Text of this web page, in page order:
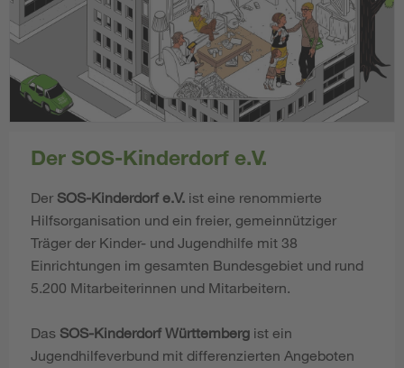
Der SOS-Kinderdorf e.V.
Der SOS-Kinderdorf e.V. ist eine renommierte
Hilfsorganisation und ein freier, gemeinnütziger
Träger der Kinder- und Jugendhilfe mit 38
Einrichtungen im gesamten Bundesgebiet und rund
5.200 Mitarbeiterinnen und Mitarbeitern.
Das SOS-Kinderdorf Württemberg ist ein
Jugendhilfeverbund mit differenzierten Angeboten